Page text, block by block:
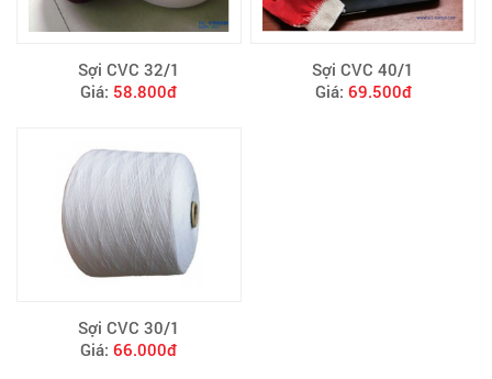
Sợi CVC 32/1
Giá: 58.800đ
Sợi CVC 40/1
Giá: 69.500đ
Sợi CVC 30/1
Giá:66.000đ